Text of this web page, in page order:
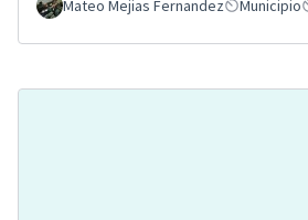
Mateo Mejias Fernandez Municipio